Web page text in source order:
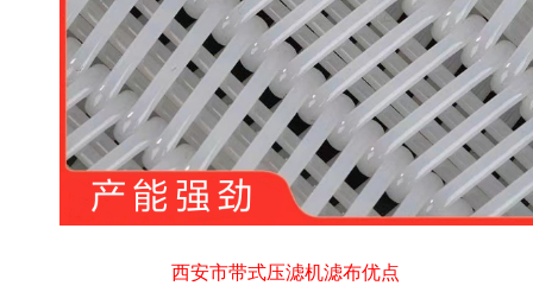
西安市带式压滤机滤布优点